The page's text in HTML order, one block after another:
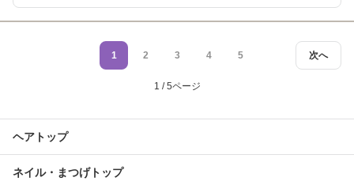
次へ
1 2 3 4 5
1 / 5ページ
ヘアトップ
ネイル・まつげトップ